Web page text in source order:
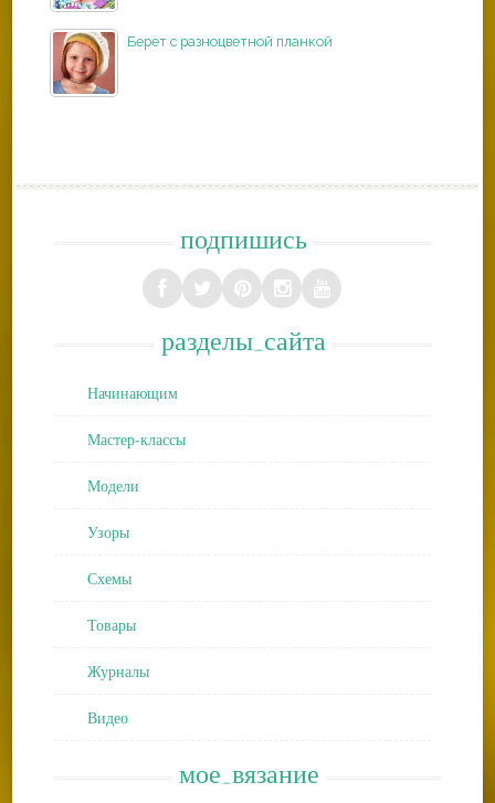
Берет с разноцветной планкой
подпишись
разделы_сайта
Начинающим
Мастер-классы
Модели
Узоры
Схемы
Товары
Журналы
Видео
мое_вязание